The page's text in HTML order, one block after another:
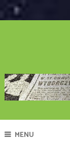
MENU